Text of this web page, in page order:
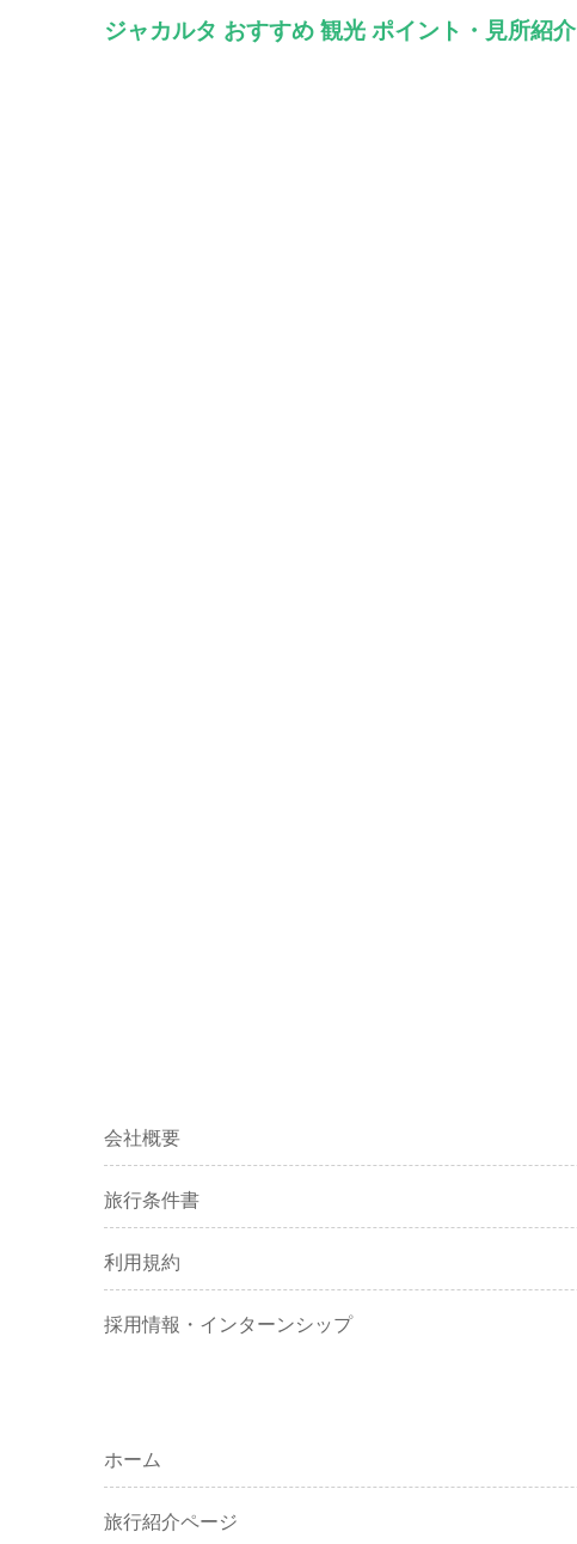
ジャカルタ おすすめ 観光 ポイント・見所紹介
会社概要
旅行条件書
利用規約
採用情報・インターンシップ
ホーム
旅行紹介ページ